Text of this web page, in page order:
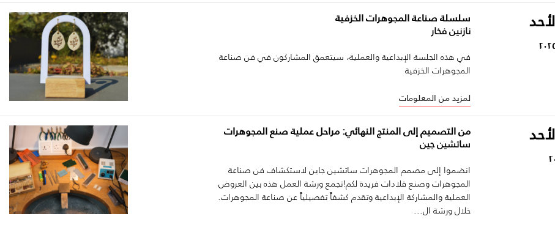
سلسلة صناعة المجوهرات الخزفية
نازنين فخار
في هذه الجلسة الإبداعية والعملية، سيتعمق المشاركون في فن صناعة
المجوهرات الخزفية
لمزيد من المعلومات
من التصميم إلى المنتج النهائي: مراحل عملية صنع المجوهرات
ساتشين جين
انضموا إلى مصمم المجوهرات ساتشين جاين لاستكشاف فن صناعة
المجوهرات وصنع قلادات فريدة لكم!تجمع ورشة العمل هذه بين العروض
العملية والمشاركة الإبداعية وتقدم كشفاً تفصيلياً عن صناعة المجوهرات.
خلال ورشة ال...